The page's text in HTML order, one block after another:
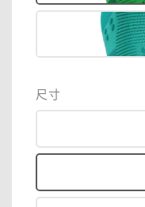
尺寸